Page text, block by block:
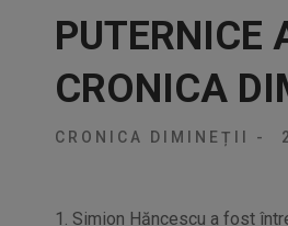
PUTERNICE
CRONICA
CRONICA DIMINEȚII -
1. Simion Hăncescu a fost